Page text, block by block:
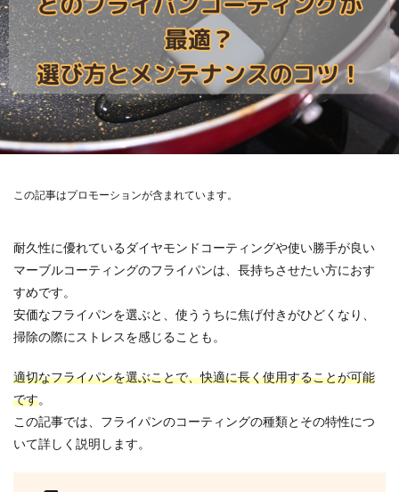
この記事はプロモーションが含まれています。
耐久性に優れているダイヤモンドコーティングや使い勝手が良い
マーブルコーティングのフライパンは、長持ちさせたい方におす
すめです。
安価なフライパンを選ぶと、使ううちに焦げ付きがひどくなり、
掃除の際にストレスを感じることも。
適切なフライパンを選ぶことで、快適に長く使用することが可能
です。
この記事では、フライパンのコーティングの種類とその特性につ
いて詳しく説明します。